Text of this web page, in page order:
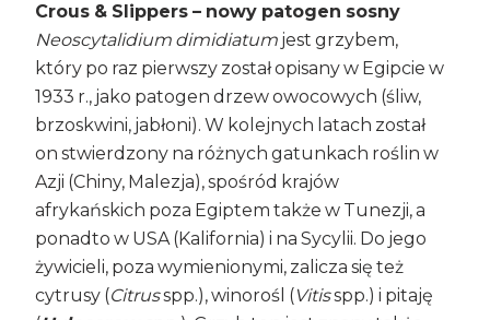
Crous & Slippers– nowy patogen sosny
Neoscytalidium dimidiatum jest grzybem,
który po raz pierwszy został opisany w Egipcie w
1933 r., jako patogen drzew owocowych (śliw,
brzoskwini, jabłoni). W kolejnych latach został
on stwierdzony na różnych gatunkach roślin w
Azji (Chiny, Malezja), spośród krajów
afrykańskich poza Egiptem także w Tunezji, a
ponadto w USA (Kalifornia) i na Sycylii. Do jego
żywicieli, poza wymienionymi, zalicza się też
cytrusy (Citrusspp.), winorośl (Vitisspp.) i pitaję